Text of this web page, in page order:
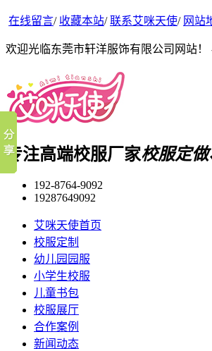
在线留言/ 收藏本站/联系艾咪天使/ 网站
欢迎光临东莞市轩洋服饰有限公司网站！
专注高端校服厂家校服定
192-8764-9092
19287649092
艾咪天使首页
校服定制
幼儿园园服
小学生校服
儿童书包
校服展厅
合作案例
新闻动态